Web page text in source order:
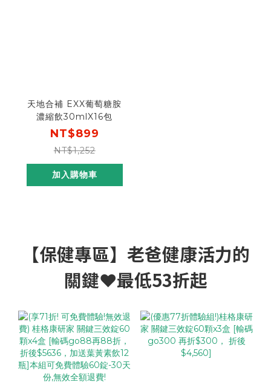
天地合補 EXX葡萄糖胺
濃縮飲30mlX16包
NT$899
NT$1,252
加入購物車
【保健專區】老爸健康活力的
關鍵❤️最低53折起